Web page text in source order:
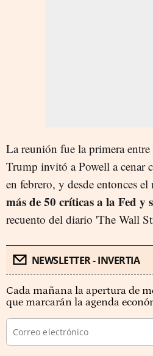
La reunión fue la primera entre
Trump invitó a Powell a cenar
en febrero, y desde entonces el
más de 50 críticas a la Fed y
recuento del diario 'The Wall
NEWSLETTER - INVERTIA
Cada mañana la apertura de
que marcarán la agenda